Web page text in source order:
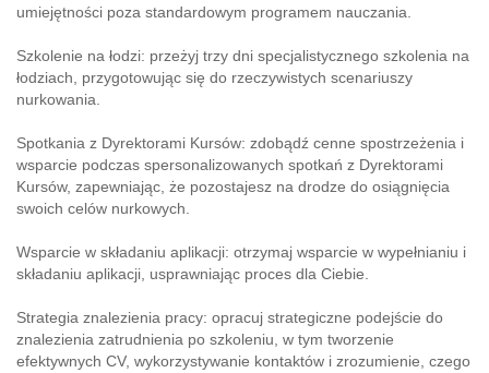
umiejętności poza standardowym programem nauczania.
Szkolenie na łodzi: przeżyj trzy dni specjalistycznego szkolenia na
łodziach, przygotowując się do rzeczywistych scenariuszy
nurkowania.
Spotkania z Dyrektorami Kursów: zdobądź cenne spostrzeżenia i
wsparcie podczas spersonalizowanych spotkań z Dyrektorami
Kursów, zapewniając, że pozostajesz na drodze do osiągnięcia
swoich celów nurkowych.
Wsparcie w składaniu aplikacji: otrzymaj wsparcie w wypełnianiu i
składaniu aplikacji, usprawniając proces dla Ciebie.
Strategia znalezienia pracy: opracuj strategiczne podejście do
znalezienia zatrudnienia po szkoleniu, w tym tworzenie
efektywnych CV, wykorzystywanie kontaktów i zrozumienie, czego